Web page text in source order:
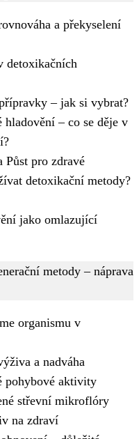
a překyselení
detoxikačních
– jak si vybrat?
hladovění – co se děje v
Půst pro zdravé
detoxikační metody?
jako omlazující
metody – náprava
organismu v
a nadváha
pohybové aktivity
střevní mikroflóry
na zdraví